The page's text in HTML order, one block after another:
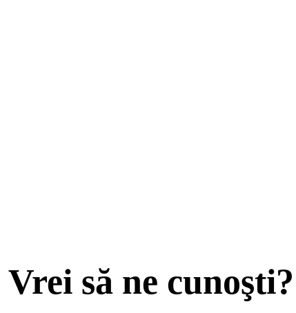
Vrei să ne cunoşti?